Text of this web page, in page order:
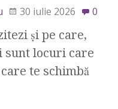
30 iulie 2026 0
și pe care,
sunt locuri care
te schimbă